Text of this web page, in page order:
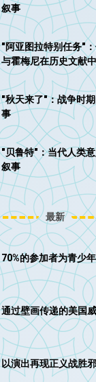
叙事
"阿亚图拉特别任务"
与霍梅尼在历史文献
"秋天来了"：战争时
事
"贝鲁特"：当代人类
叙事
最新
70%的参加者为青少年
通过壁画传递的美国
以演出再现正义战胜